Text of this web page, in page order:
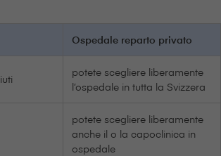
Ospedale reparto privato
potete scegliere liberamente
l’ospedale in tutta la Svizzera
potete scegliere liberamente
anche il o la capoclinica in
ospedale